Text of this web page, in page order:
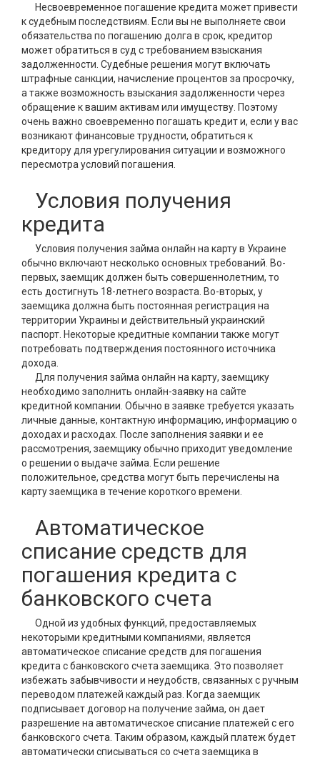
Несвоевременное погашение кредита может привести
к судебным последствиям. Если вы не выполняете свои
обязательства по погашению долга в срок, кредитор
может обратиться в суд с требованием взыскания
задолженности. Судебные решения могут включать
штрафные санкции, начисление процентов за просрочку,
а также возможность взыскания задолженности через
обращение к вашим активам или имуществу. Поэтому
очень важно своевременно погашать кредит и, если у вас
возникают финансовые трудности, обратиться к
кредитору для урегулирования ситуации и возможного
пересмотра условий погашения.
Условия получения
кредита
Условия получения займа онлайн на карту в Украине
обычно включают несколько основных требований. Во-
первых, заемщик должен быть совершеннолетним, то
есть достигнуть 18-летнего возраста. Во-вторых, у
заемщика должна быть постоянная регистрация на
территории Украины и действительный украинский
паспорт. Некоторые кредитные компании также могут
потребовать подтверждения постоянного источника
дохода.
Для получения займа онлайн на карту, заемщику
необходимо заполнить онлайн-заявку на сайте
кредитной компании. Обычно в заявке требуется указать
личные данные, контактную информацию, информацию о
доходах и расходах. После заполнения заявки и ее
рассмотрения, заемщику обычно приходит уведомление
о решении о выдаче займа. Если решение
положительное, средства могут быть перечислены на
карту заемщика в течение короткого времени.
Автоматическое
списание средств для
погашения кредита с
банковского счета
Одной из удобных функций, предоставляемых
некоторыми кредитными компаниями, является
автоматическое списание средств для погашения
кредита с банковского счета заемщика. Это позволяет
избежать забывчивости и неудобств, связанных с ручным
переводом платежей каждый раз. Когда заемщик
подписывает договор на получение займа, он дает
разрешение на автоматическое списание платежей с его
банковского счета. Таким образом, каждый платеж будет
автоматически списываться со счета заемщика в